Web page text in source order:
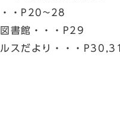
・・P20~28
書館・・・P29
スだより・・・P30,31